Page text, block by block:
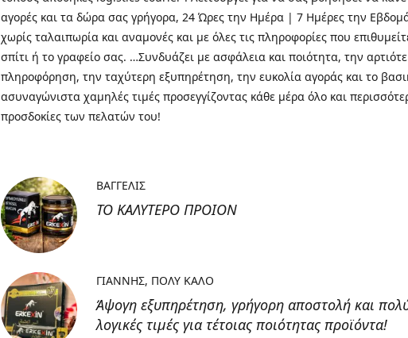
αγορές και τα δώρα σας γρήγορα, 24 Ώρες την Ημέρα | 7 Ημέρες την
χωρίς ταλαιπωρία και αναμονές και με όλες τις πληροφορίες που
σπίτι ή το γραφείο σας. …Συνδυάζει με ασφάλεια και ποιότητα, την
πληροφόρηση, την ταχύτερη εξυπηρέτηση, την ευκολία αγοράς και το
ασυναγώνιστα χαμηλές τιμές προσεγγίζοντας κάθε μέρα όλο και
προσδοκίες των πελατών του!
ΤΟ ΚΑΛΥΤΕΡΟ ΠΡΟΙΟΝ
ΒΑΓΓΕΛΙΣ
Άψογη εξυπηρέτηση, γρήγορη αποστολή και
λογικές τιμές για τέτοιας ποιότητας προϊόντα!
ΓΙΑΝΝΗΣ ΠΟΛΥ ΚΑΛΟ